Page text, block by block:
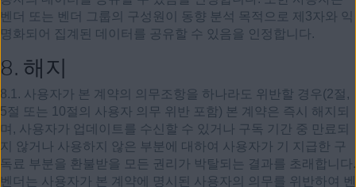
벤더 또는 벤더 그룹의 구성원이 동향 분석 목적으로 제3자와 익
명화되어 집계된 데이터를 공유할 수 있음을 인정합니다.
8. 해지
8.1. 사용자가 본 계약의 의무조항을 하나라도 위반할 경우(2절,
5절 또는 10절의 사용자 의무 위반 포함) 본 계약은 즉시 해지되
며, 사용자가 업데이트를 수신할 수 있거나 구독 기간 중 만료되
지 않거나 사용하지 않은 부분에 대하여 사용자가 기 지급한 구
독료 부분을 환불받을 모든 권리가 박탈되는 결과를 초래합니다.
벤더는 사용자가 본 계약에 명시된 사용자의 의무를 위반하여 벤